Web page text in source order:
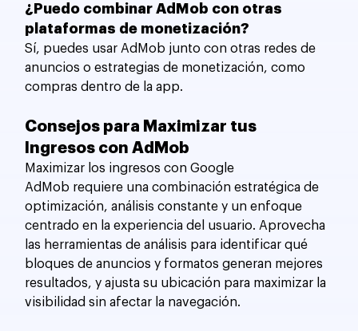
¿Puedo combinar AdMob con otras
plataformas de monetización?
Sí, puedes usar AdMob junto con otras redes de
anuncios o estrategias de monetización, como
compras dentro de la app.
Consejos para Maximizar tus
Ingresos con AdMob
Maximizar los ingresos con Google
AdMob requiere una combinación estratégica de
optimización, análisis constante y un enfoque
centrado en la experiencia del usuario. Aprovecha
las herramientas de análisis para identificar qué
bloques de anuncios y formatos generan mejores
resultados, y ajusta su ubicación para maximizar la
visibilidad sin afectar la navegación.